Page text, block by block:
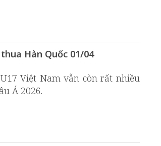
Hàn Quốc 01/04
Việt Nam vẫn còn rất nhiều
Á 2026.